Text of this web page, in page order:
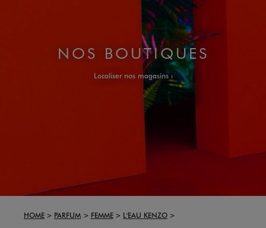
NOS BOUTIQUES
Localiser nos magasins
HOME PARFUM FEMME
L'EAU KENZO